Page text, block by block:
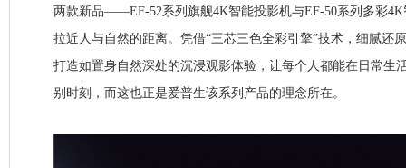
两款新品——EF-52系列旗舰4K智能投影机与EF-50系列多彩
拉近人与自然的距离。凭借“三芯三色全彩引擎”技术，细腻还
打造如置身自然深处的沉浸观影体验，让每个人都能在日常生
别时刻，而这也正是爱普生该系列产品的理念所在。